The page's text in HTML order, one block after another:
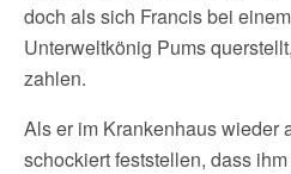
doch als sich Francis bei
Unterweltkönig Pums
zahlen.
Als er im Krankenhaus wieder
schockiert feststellen, dass